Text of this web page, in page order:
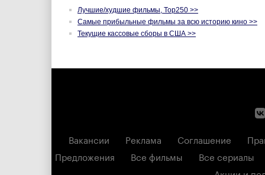
Лучшие/худшие фильмы, Top250 >>
Самые прибыльные фильмы за всю историю кино >>
Текущие кассовые сборы в США >>
Вакансии Реклама Соглашение
Предложения
Все фильмы
Все сериалы